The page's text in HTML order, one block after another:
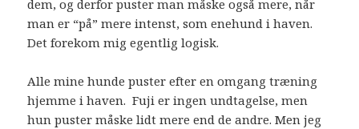
dem, og derfor puster man måske også mere, når
man er “på” mere intenst, som enehund i haven.
Det forekom mig egentlig logisk.
Alle mine hunde puster efter en omgang træning
hjemme i haven. Fuji er ingen undtagelse, men
hun puster måske lidt mere end de andre. Men jeg